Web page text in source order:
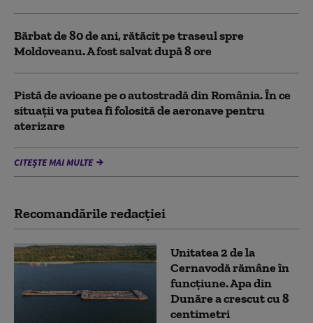
Bărbat de 80 de ani, rătăcit pe traseul spre
Moldoveanu. A fost salvat după 8 ore
Pistă de avioane pe o autostradă din România. În ce
situații va putea fi folosită de aeronave pentru
aterizare
CITEȘTE MAI MULTE
Recomandările redacţiei
Unitatea 2 de la
Cernavodă rămâne în
funcțiune. Apa din
Dunăre a crescut cu 8
centimetri